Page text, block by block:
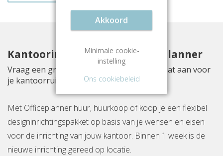
Kantoorinrichting met Officeplanner
Vraag een gratis inrichtingsvoorstel op maat aan voor
je kantoorruimte aan Emmasingel 33
Met Officeplanner huur, huurkoop of koop je een flexibel
designinrichtingspakket op basis van je wensen en eisen
voor de inrichting van jouw kantoor. Binnen 1 week is de
nieuwe inrichting gereed op locatie.
Akkoord
Minimale cookie-
instelling
Ons cookiebeleid